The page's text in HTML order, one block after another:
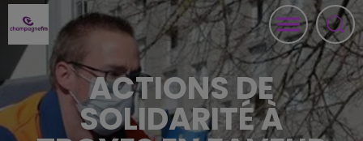
ACTIONS DE
SOLIDARITÉ À